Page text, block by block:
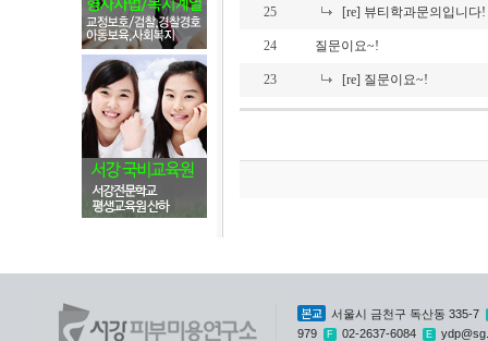
25 [re] 뷰티학과문의입니다!
24 질문이요~!
23 [re] 질문이요~!
본교
서울시 금천구 독산동 335-7
979
F 02-2637-6084 E